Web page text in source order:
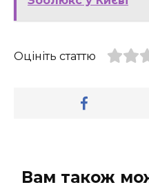
Оцініть статтю
Вам також